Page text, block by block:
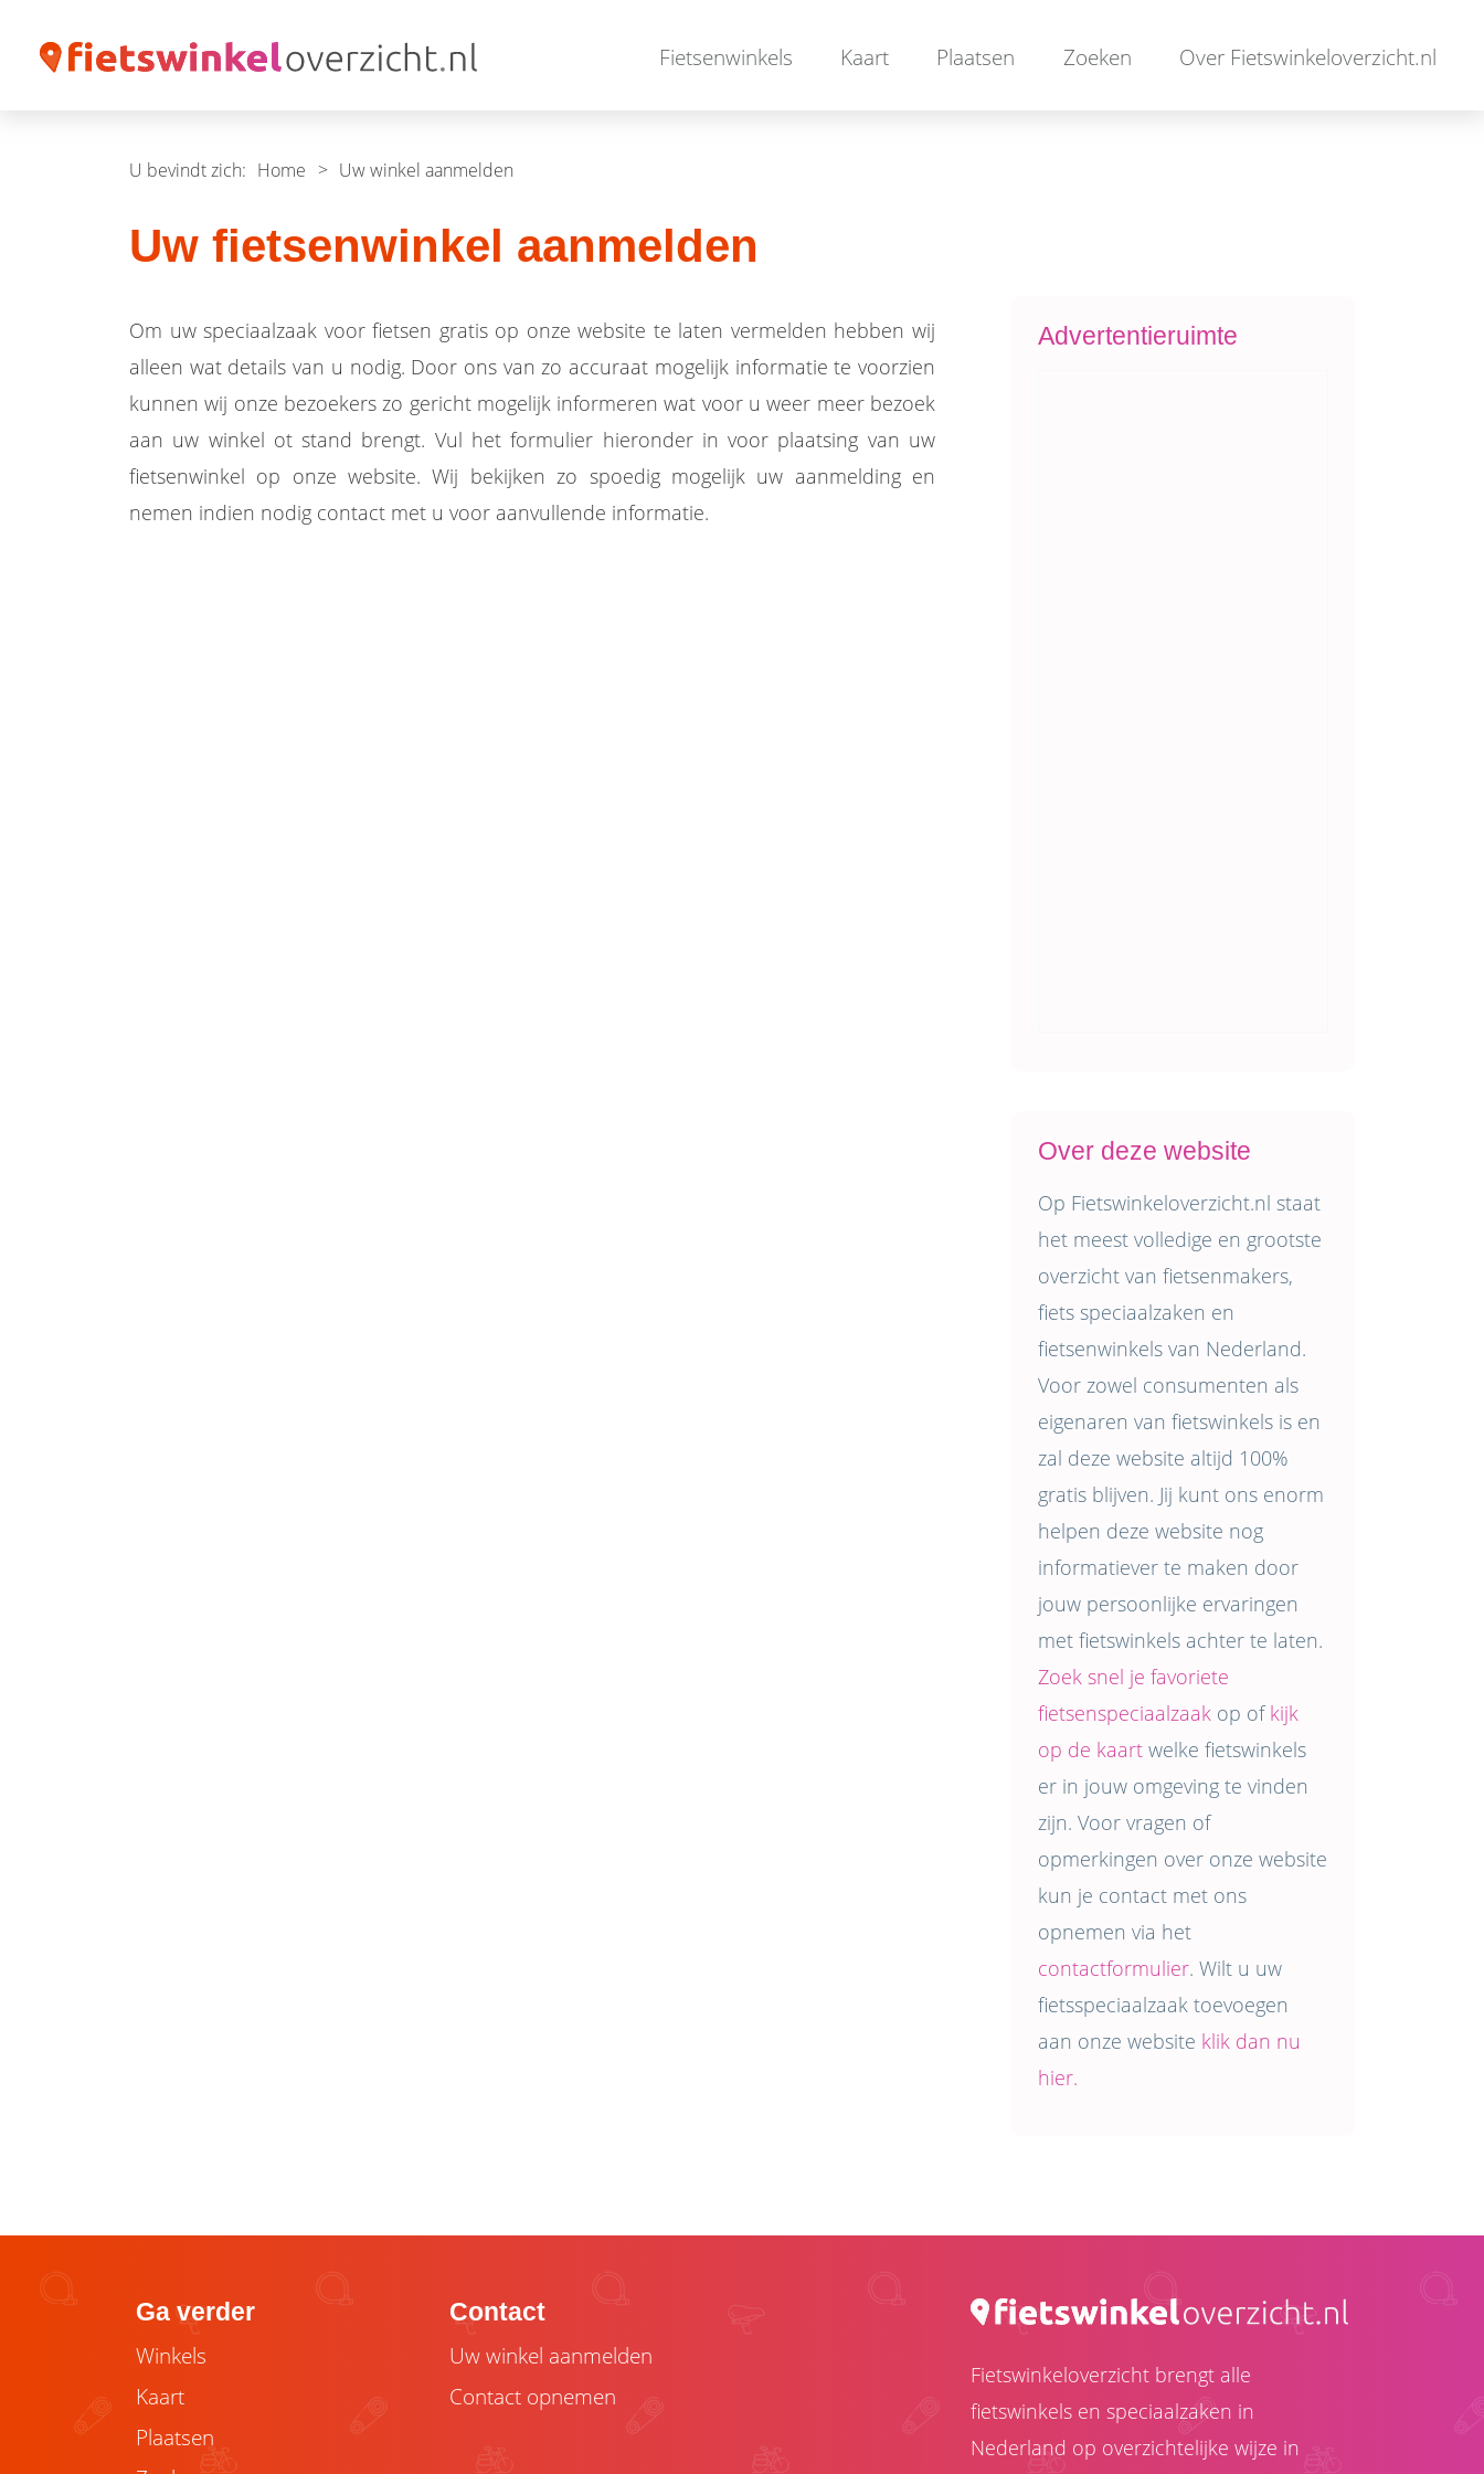
Fietsenwinkels Kaart Plaatsen Zoeken Over Fietswinkeloverzicht.nl
U bevindt zich: Home > Uw winkel aanmelden
Uw fietsenwinkel aanmelden
Om uw speciaalzaak voor fietsen gratis op onze website te laten vermelden hebben wij
alleen wat details van u nodig. Door ons van zo accuraat mogelijk informatie te voorzien
kunnen wij onze bezoekers zo gericht mogelijk informeren wat voor u weer meer bezoek
aan uw winkel ot stand brengt. Vul het formulier hieronder in voor plaatsing van uw
fietsenwinkel op onze website. Wij bekijken zo spoedig mogelijk uw aanmelding en
nemen indien nodig contact met u voor aanvullende informatie.
Advertentieruimte
Over deze website
Op Fietswinkeloverzicht.nl staat
het meest volledige en grootste
overzicht van fietsenmakers,
fiets speciaalzaken en
fietsenwinkels van Nederland.
Voor zowel consumenten als
eigenaren van fietswinkels is en
zal deze website altijd 100%
gratis blijven. Jij kunt ons enorm
helpen deze website nog
informatiever te maken door
jouw persoonlijke ervaringen
met fietswinkels achter te laten.
Zoek snel je favoriete
fietsenspeciaalzaak op ofkijk
op de kaart welke fietswinkels
er in jouw omgeving te vinden
zijn. Voor vragen of
opmerkingen over onze website
kun je contact met ons
opnemen via het
contactformulier. Wilt u uw
fietsspeciaalzaak toevoegen
aan onze website klik dan nu
hier.
Ga verder
Winkels
Kaart
Plaatsen
Contact
Uw winkel aanmelden
Contact opnemen
Fietswinkeloverzicht brengt alle
fietswinkels en speciaalzaken in
Nederland op overzichtelijke wijze in